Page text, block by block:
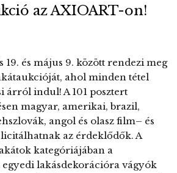
az AXIOART-on!
19. és május 9. között rendezi meg
ahol minden tétel
árról indul! A 101 posztert
magyar, amerikai, brazil,
angol és olasz film– és
az érdeklődők. A
kategóriájában a
lakásdekorációra vágyók